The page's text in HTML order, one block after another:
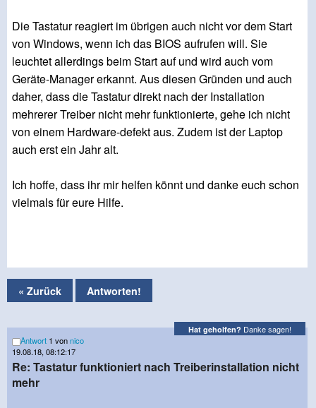
Die Tastatur reagiert im übrigen auch nicht vor dem Start
von Windows, wenn ich das BIOS aufrufen will. Sie
leuchtet allerdings beim Start auf und wird auch vom
Geräte-Manager erkannt. Aus diesen Gründen und auch
daher, dass die Tastatur direkt nach der Installation
mehrerer Treiber nicht mehr funktionierte, gehe ich nicht
von einem Hardware-defekt aus. Zudem ist der Laptop
auch erst ein Jahr alt.
Ich hoffe, dass ihr mir helfen könnt und danke euch schon
vielmals für eure Hilfe.
« Zurück Antworten!
Hat geholfen? Danke sagen!
Antwort 1 vonnico
19.08.18, 08:12:17
Re: Tastatur funktioniert nach Treiberinstallation nicht
mehr